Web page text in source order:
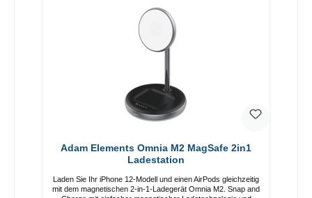
Adam Elements Omnia M2 MagSafe 2in1
Ladestation
Laden Sie Ihr iPhone 12-Modell und einen AirPods gleichzeitig
mit dem magnetischen 2-in-1-Ladegerät Omnia M2. Snap and